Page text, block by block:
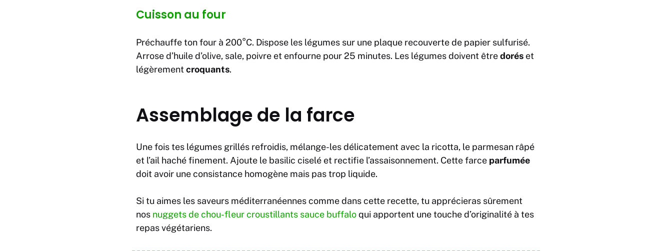
Cuisson au four
Préchauffe ton four à 200°C. Dispose les légumes sur une plaque recouverte de papier sulfurisé.
Arrose d’huile d’olive, sale, poivre et enfourne pour 25 minutes. Les légumes doivent êtredorés et
légèrementcroquants.
Assemblage de la farce
Une fois tes légumes grillés refroidis, mélange-les délicatement avec la ricotta, le parmesan râpé
et l’ail haché finement. Ajoute le basilic ciselé et rectifie l’assaisonnement. Cette farce parfumée
doit avoir une consistance homogène mais pas trop liquide.
Si tu aimes les saveurs méditerranéennes comme dans cette recette, tu apprécieras sûrement
nos nuggets de chou-fleur croustillants sauce buffaloqui apportent une touche d’originalité à tes
repas végétariens.